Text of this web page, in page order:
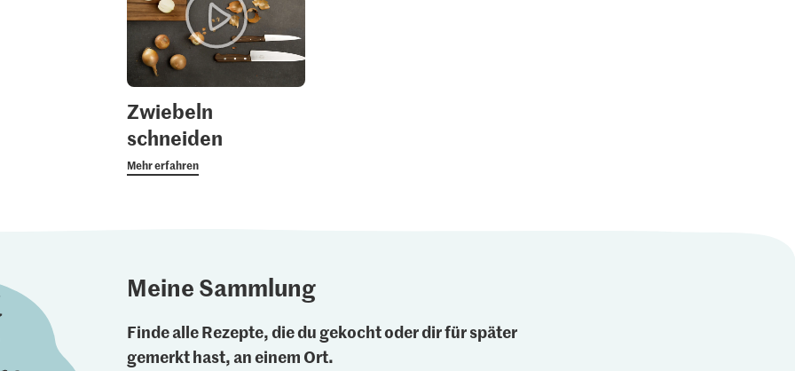
Zwiebeln
schneiden
Mehr erfahren
Meine Sammlung
Finde alle Rezepte, die du gekocht oder dir für später
gemerkt hast, an einem Ort.